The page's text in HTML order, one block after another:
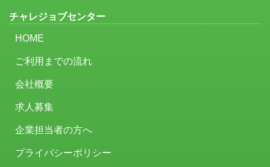
チャレジョブセンター
HOME
ご利用までの流れ
会社概要
求人募集
企業担当者の方へ
プライバシーポリシー